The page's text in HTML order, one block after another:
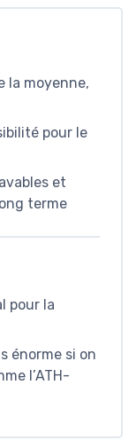
la moyenne,
pour le
et
terme
pour la
énorme si on
l’ATH-